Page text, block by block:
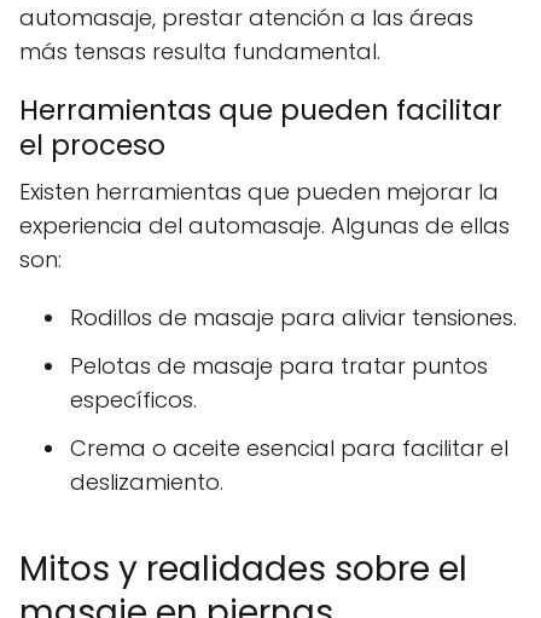
automasaje, prestar atención a las áreas
más tensas resulta fundamental.
Herramientas que pueden facilitar
el proceso
Existen herramientas que pueden mejorar la
experiencia del automasaje. Algunas de ellas
son:
Rodillos de masaje para aliviar tensiones.
Pelotas de masaje para tratar puntos
específicos.
Crema o aceite esencial para facilitar el
deslizamiento.
Mitos y realidades sobre el